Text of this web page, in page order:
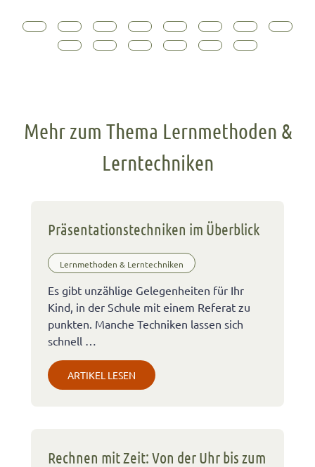
Mehr zum Thema Lernmethoden &
Lerntechniken
Präsentationstechniken im Überblick
Lernmethoden & Lerntechniken
Es gibt unzählige Gelegenheiten für Ihr
Kind, in der Schule mit einem Referat zu
punkten. Manche Techniken lassen sich
schnell …
ARTIKEL LESEN
Rechnen mit Zeit: Von der Uhr bis zum